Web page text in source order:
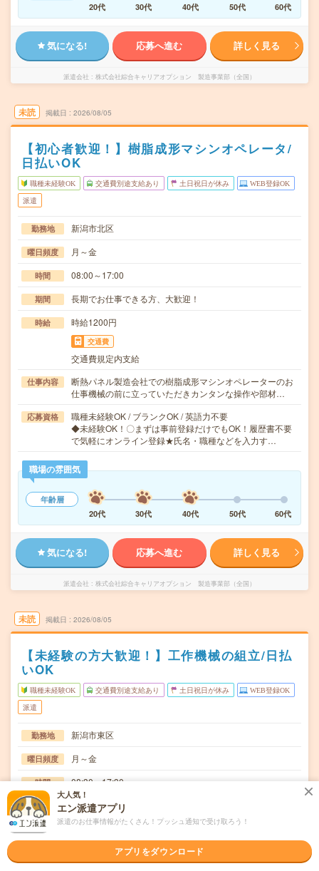
20代
30代 40代 50代 60代
気になる! 応募へ進む 詳しく見る
派遣会社 株式会社綜合キャリアオプション 製造事業部（全国）
未読 掲載日 2026/08/05
【初心者歓迎！】樹脂成形マシンオペレータ/
日払いOK
職種未経験OK 交通費別途支給あり 土日祝日が休み WEB登録OK
派遣
勤務地 新潟市北区
曜日頻度 月～金
時間 08:00～17:00
期間 長期でお仕事できる方、大歓迎！
時給 時給1200円
交通費
交通費規定内支給
仕事内容
断熱パネル製造会社での樹脂成形マシンオペレーターのお
仕事機械の前に立っていただきカンタンな操作や部材…
応募資格
職種未経験OK / ブランクOK / 英語力不要
◆未経験OK！〇まずは事前登録だけでもOK！履歴書不要
で気軽にオンライン登録★氏名・職種などを入力す…
職場の雰囲気
年齢層
20代
30代 40代 50代 60代
気になる! 応募へ進む 詳しく見る
派遣会社 株式会社綜合キャリアオプション 製造事業部（全国）
未読 掲載日 2026/08/05
【未経験の方大歓迎！】工作機械の組立/日払
いOK
職種未経験OK 交通費別途支給あり 土日祝日が休み WEB登録OK
派遣
勤務地 新潟市東区
曜日頻度 月～金
時間 08:30～17:30
期間 長期でお仕事できる方、大歓迎！
時給 時給1200円
交通費規定内支給
大人気！
エン派遣アプリ
派遣のお仕事情報がたくさん！プッシュ通知で受け取ろう！
アプリをダウンロード